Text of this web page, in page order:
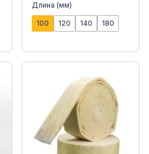
Длина (мм)
100 120 140 180